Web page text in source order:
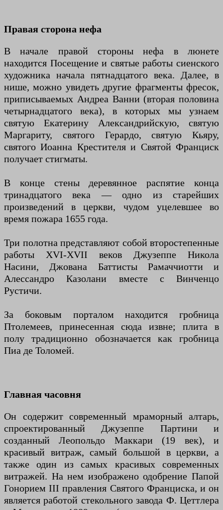
Правая сторона нефа
В начале правой стороны нефа в люнете
находится Посещение и святые работы сиенского
художника начала пятнадцатого века. Далее, в
нише, можно увидеть другие фрагменты фресок,
приписываемых Андреа Ванни (вторая половина
четырнадцатого века), в которых мы узнаем
святую Екатерину Александрийскую, святую
Маргариту, святого Герардо, святую Кьяру,
святого Иоанна Крестителя и Святой Франциск
получает стигматы.
В конце стены деревянное распятие конца
тринадцатого века — одно из старейших
произведений в церкви, чудом уцелевшее во
время пожара 1655 года.
Три полотна представляют собой второстепенные
работы XVI-XVII веков Джузеппе Никола
Насини, Джована Баттисты Рамаччиотти и
Алессандро Казолани вместе с Винченцо
Рустичи.
За боковым порталом находится гробница
Птолемеев, принесенная сюда извне; плита в
полу традиционно обозначается как гробница
Пиа де Толомей.
Главная часовня
Он содержит современный мраморный алтарь,
спроектированный Джузеппе Партини и
созданный Леопольдо Маккари (19 век), и
красивый витраж, самый большой в церкви, а
также один из самых красивых современных
витражей. На нем изображено одобрение Папой
Гонорием III правления Святого Франциска, и он
является работой стекольного завода Ф. Цеттлера